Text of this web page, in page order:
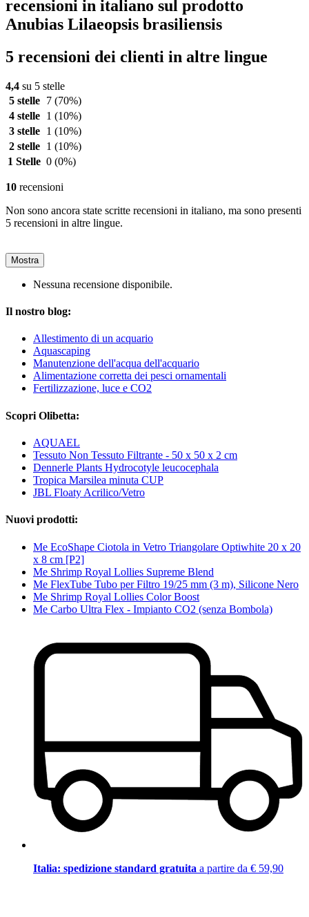
recensioni in italiano sul prodotto
Anubias Lilaeopsis brasiliensis
5 recensioni dei clienti in altre lingue
4,4 su 5 stelle
5 stelle
7 (70%)
4 stelle
1 (10%)
3 stelle
1 (10%)
2 stelle
1 (10%)
1 Stelle 0 (0%)
10 recensioni
Non sono ancora state scritte recensioni in italiano, ma sono presenti
5 recensioni in altre lingue.
Mostra
Nessuna recensione disponibile.
Il nostro blog:
Allestimento di un acquario
Aquascaping
Manutenzione dell'acqua dell'acquario
Alimentazione corretta dei pesci ornamentali
Fertilizzazione, luce e CO2
Scopri Olibetta:
AQUAEL
Tessuto Non Tessuto Filtrante - 50 x 50 x 2 cm
Dennerle Plants Hydrocotyle leucocephala
Tropica Marsilea minuta CUP
JBL Floaty Acrilico/Vetro
Nuovi prodotti:
Me EcoShape Ciotola in Vetro Triangolare Optiwhite 20 x 20
x 8 cm [P2]
Me Shrimp Royal Lollies Supreme Blend
Me FlexTube Tubo per Filtro 19/25 mm (3 m), Silicone Nero
Me Shrimp Royal Lollies Color Boost
Me Carbo Ultra Flex - Impianto CO2 (senza Bombola)
Italia: spedizione standard gratuita a partire da € 59,90